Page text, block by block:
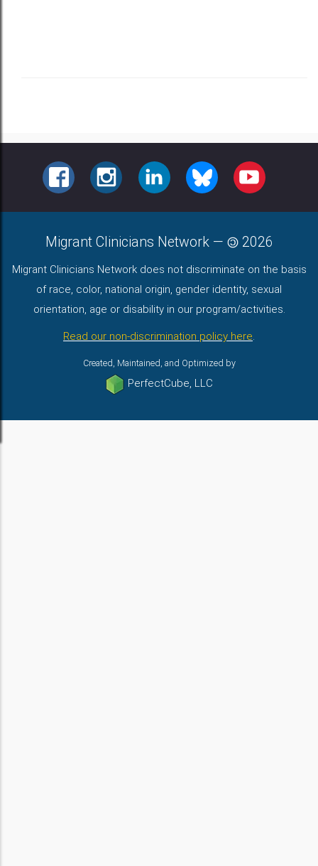
FACEBOOKINSTAGRAMLINKEDINBLUESKY YOUTUBE
Migrant Clinicians Network — 2026
Migrant Clinicians Network does not discriminate on the basis
of race, color, national origin, gender identity, sexual
orientation, age or disability in our program/activities.
Read our non-discrimination policy here.
Created, Maintained, and Optimized by
PerfectCube, LLC